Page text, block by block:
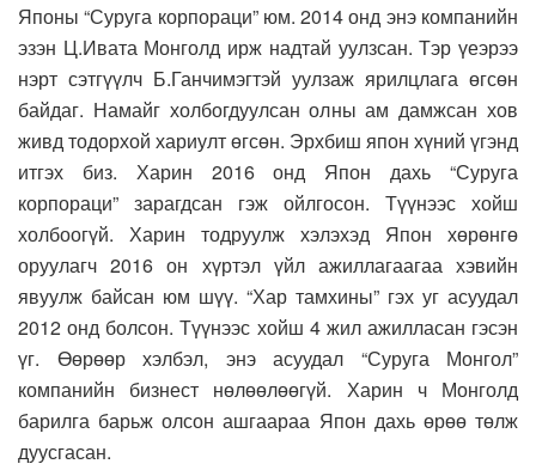
Японы “Суруга корпораци” юм. 2014 онд энэ компанийн
эзэн Ц.Ивата Монголд ирж надтай уулзсан. Тэр үеэрээ
нэрт сэтгүүлч Б.Ганчимэгтэй уулзаж ярилцлага өгсөн
байдаг. Намайг холбогдуулсан олны ам дамжсан хов
живд тодорхой хариулт өгсөн. Эрхбиш япон хүний үгэнд
итгэх биз. Харин 2016 онд Япон дахь “Суруга
корпораци” зарагдсан гэж ойлгосон. Түүнээс хойш
холбоогүй. Харин тодруулж хэлэхэд Япон хөрөнгө
оруулагч 2016 он хүртэл үйл ажиллагаагаа хэвийн
явуулж байсан юм шүү. “Хар тамхины” гэх уг асуудал
2012 онд болсон. Түүнээс хойш 4 жил ажилласан гэсэн
үг. Өөрөөр хэлбэл, энэ асуудал “Суруга Монгол”
компанийн бизнест нөлөөлөөгүй. Харин ч Монголд
барилга барьж олсон ашгаараа Япон дахь өрөө төлж
дуусгасан.